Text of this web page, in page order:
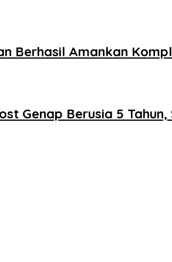
Berhasil Amankan
Genap Berusia 5